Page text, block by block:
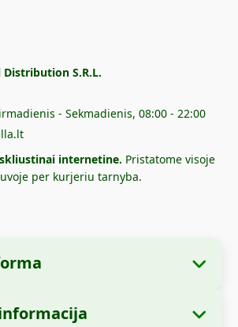
S.R.L.
- Sekmadienis, 08:00 - 22:00
internetine. Pristatome visoje
per kurjeriu tarnyba.